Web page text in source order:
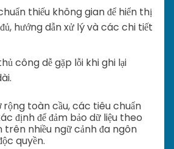
thiếu không gian để hiển thị
hướng dẫn xử lý và các chi tiết
công dễ gặp lỗi khi ghi lại
rộng toàn cầu, các tiêu chuẩn
định để đảm bảo dữ liệu theo
trên nhiều ngữ cảnh đa ngôn
quyền.